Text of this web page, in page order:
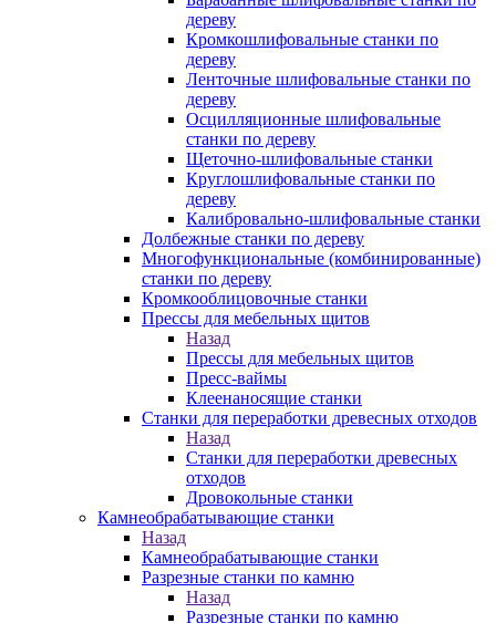
дереву
Кромкошлифовальные станки по
дереву
Ленточные шлифовальные станки по
дереву
Осцилляционные шлифовальные
станки по дереву
Щеточно-шлифовальные станки
Круглошлифовальные станки по
дереву
Калибровально-шлифовальные станки
Долбежные станки по дереву
Многофункциональные (комбинированные)
станки по дереву
Кромкооблицовочные станки
Прессы для мебельных щитов
Назад
Прессы для мебельных щитов
Пресс-ваймы
Клеенаносящие станки
Станки для переработки древесных отходов
Назад
Станки для переработки древесных
отходов
Дровокольные станки
Камнеобрабатывающие станки
Назад
Камнеобрабатывающие станки
Разрезные станки по камню
Назад
Разрезные станки по камню